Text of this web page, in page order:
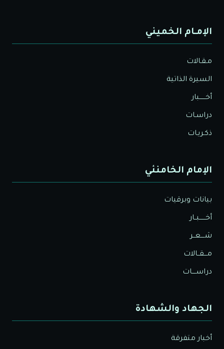
الإمـام الخميني
مـقـالات
السيرة الذاتية
أخــــــبار
دراسـات
ذكـريـات
الإمام الخامنئي
بيانات وبرقيات
أخــــــبــار
شــــعــر
مـــقــالات
دراســــات
الجهاد والشهادة
أخبار متفرقة